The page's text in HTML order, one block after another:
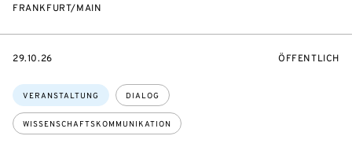
FRANKFURT/MAIN
Themen:
VERANSTALTUNG DIALOG
WISSENSCHAFTSKOMMUNIKATION
EVENTBEGINSON
29.10.26 ÖFFENTLICH